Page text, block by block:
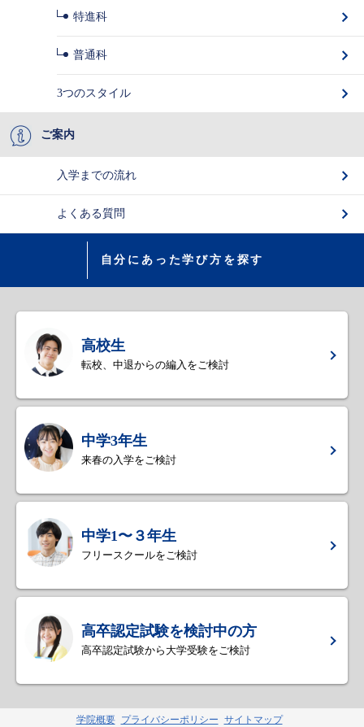
特進科
普通科
3つのスタイル
ご案内
入学までの流れ
よくある質問
自分にあった学び方を探す
高校生
転校、中退からの編入をご検討
中学3年生
来春の入学をご検討
中学1〜３年生
フリースクールをご検討
高卒認定試験を検討中の方
高卒認定試験から大学受験をご検討
学院概要 プライバシーポリシー サイトマップ